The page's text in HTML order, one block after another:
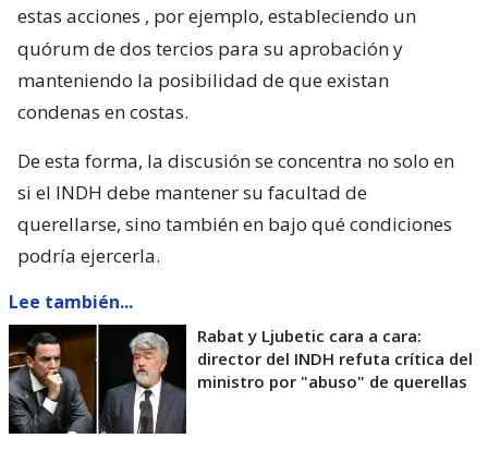
estas acciones , por ejemplo, estableciendo un
quórum de dos tercios para su aprobación y
manteniendo la posibilidad de que existan
condenas en costas.
De esta forma, la discusión se concentra no solo en
si el INDH debe mantener su facultad de
querellarse, sino también en bajo qué condiciones
podría ejercerla.
Lee también...
Rabat y Ljubetic cara a cara:
director del INDH refuta crítica del
ministro por "abuso" de querellas